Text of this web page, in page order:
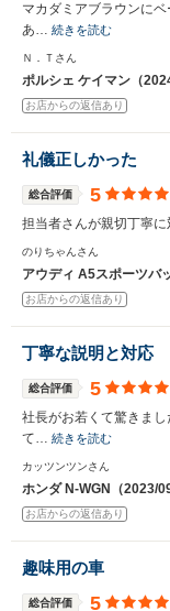
マカダミアブラウンに
あ… 続きを読む
Ｎ．Ｔさん
ポルシェ ケイマン（
お店からの返信あり
礼儀正しかった
総合評価 5
担当者さんが親切丁寧
のりちゃんさん
アウディ A5スポーツバ
お店からの返信あり
丁寧な説明と対応
総合評価 5
社長がお若くて驚きま
て… 続きを読む
カッツンツンさん
ホンダ N-WGN（2023/09
お店からの返信あり
趣味用の車
総合評価 5